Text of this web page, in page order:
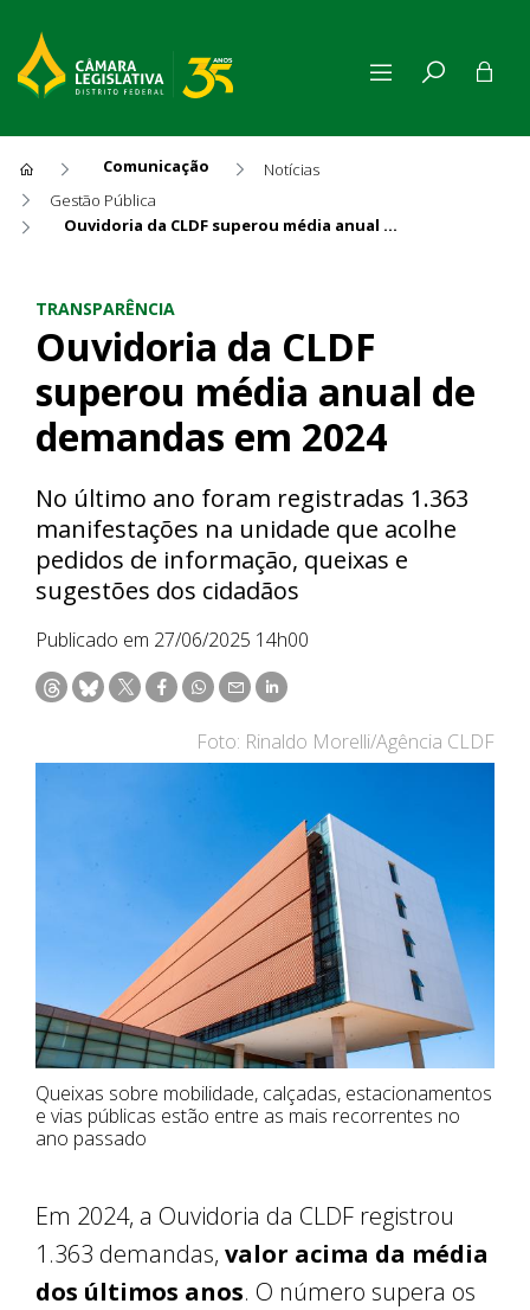
Comunicação
Notícias
Gestão Pública
Ouvidoria da CLDF superou média anual de demandas em 2024
TRANSPARÊNCIA
Ouvidoria da CLDF
superou média anual de
demandas em 2024
No último ano foram registradas 1.363
manifestações na unidade que acolhe
pedidos de informação, queixas e
sugestões dos cidadãos
Publicado em 27/06/2025 14h00
Foto: Rinaldo Morelli/Agência CLDF
Queixas sobre mobilidade, calçadas, estacionamentos
e vias públicas estão entre as mais recorrentes no
ano passado
Em 2024, a Ouvidoria da CLDF registrou
1.363 demandas, valor acima da média
dos últimos anos. O número supera os